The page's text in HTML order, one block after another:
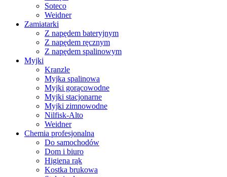
Soteco
Weidner
Zamiatarki
Z napędem bateryjnym
Z napędem ręcznym
Z napędem spalinowym
Myjki
Kranzle
Myjka spalinowa
Myjki gorącowodne
Myjki stacjonarne
Myjki zimnowodne
Nilfisk-Alto
Weidner
Chemia profesjonalna
Do samochodów
Dom i biuro
Higiena rąk
Kostka brukowa